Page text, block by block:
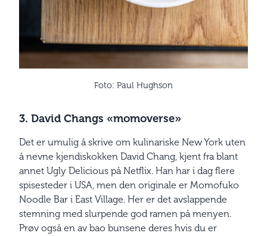
Foto: Paul Hughson
3. David Changs «momoverse»
Det er umulig å skrive om kulinariske New York uten
å nevne kjendiskokken David Chang, kjent fra blant
annet Ugly Delicious på Netflix. Han har i dag flere
spisesteder i USA, men den originale er Momofuko
Noodle Bar i East Village. Her er det avslappende
stemning med slurpende god ramen på menyen.
Prøv også en av bao bunsene deres hvis du er